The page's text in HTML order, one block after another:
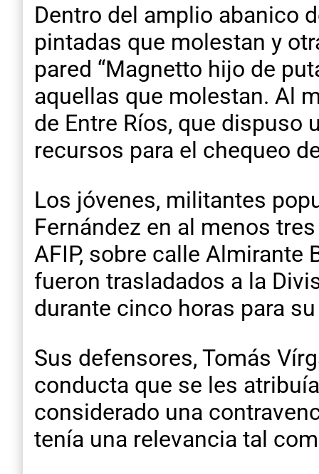
Dentro del amplio abanico
pintadas que molestan y
pared “Magnetto hijo de
aquellas que molestan. Al
de Entre Ríos, que dispuso
recursos para el chequeo
Los jóvenes, militantes
Fernández en al menos
AFIP, sobre calle Almirante
fueron trasladados a la
durante cinco horas para
Sus defensores, Tomás
conducta que se les
considerado una
tenía una relevancia tal